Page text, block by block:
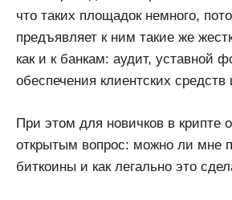
что таких площадок немного,
предъявляет к ним такие же
как и к банкам: аудит, уставной
обеспечения клиентских средств
При этом для новичков в крипте
открытым вопрос: можно ли мне
биткоины и как легально это